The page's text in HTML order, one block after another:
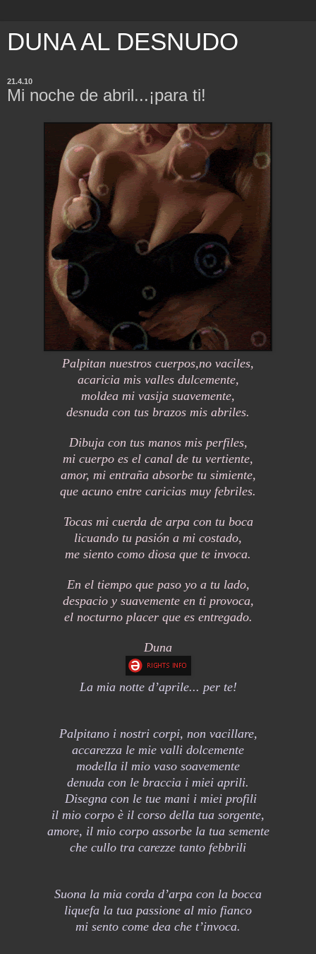
DUNA AL DESNUDO
21.4.10
Mi noche de abril...¡para ti!
Palpitan nuestros cuerpos,no vaciles,
acaricia mis valles dulcemente,
moldea mi vasija suavemente,
desnuda con tus brazos mis abriles.
Dibuja con tus manos mis perfiles,
mi cuerpo es el canal de tu vertiente,
amor, mi entraña absorbe tu simiente,
que acuno entre caricias muy febriles.
Tocas mi cuerda de arpa con tu boca
licuando tu pasión a mi costado,
me siento como diosa que te invoca.
En el tiempo que paso yo a tu lado,
despacio y suavemente en ti provoca,
el nocturno placer que es entregado.
Duna
La mia notte d’aprile... per te!
Palpitano i nostri corpi, non vacillare,
accarezza le mie valli dolcemente
modella il mio vaso soavemente
denuda con le braccia i miei aprili.
Disegna con le tue mani i miei profili
il mio corpo è il corso della tua sorgente,
amore, il mio corpo assorbe la tua semente
che cullo tra carezze tanto febbrili
Suona la mia corda d’arpa con la bocca
liquefa la tua passione al mio fianco
mi sento come dea che t’invoca.